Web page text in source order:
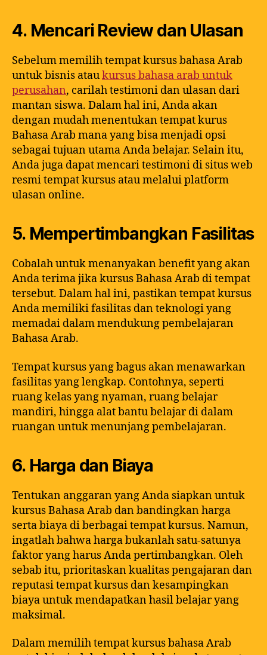
4. Mencari Review dan Ulasan
Sebelum memilih tempat kursus bahasa Arab
untuk bisnis ataukursus bahasa arab untuk
perusahan, carilah testimoni dan ulasan dari
mantan siswa. Dalam hal ini, Anda akan
dengan mudah menentukan tempat kurus
Bahasa Arab mana yang bisa menjadi opsi
sebagai tujuan utama Anda belajar. Selain itu,
Anda juga dapat mencari testimoni di situs web
resmi tempat kursus atau melalui platform
ulasan online.
5. Mempertimbangkan Fasilitas
Cobalah untuk menanyakan benefit yang akan
Anda terima jika kursus Bahasa Arab di tempat
tersebut. Dalam hal ini, pastikan tempat kursus
Anda memiliki fasilitas dan teknologi yang
memadai dalam mendukung pembelajaran
Bahasa Arab.
Tempat kursus yang bagus akan menawarkan
fasilitas yang lengkap. Contohnya, seperti
ruang kelas yang nyaman, ruang belajar
mandiri, hingga alat bantu belajar di dalam
ruangan untuk menunjang pembelajaran.
6. Harga dan Biaya
Tentukan anggaran yang Anda siapkan untuk
kursus Bahasa Arab dan bandingkan harga
serta biaya di berbagai tempat kursus. Namun,
ingatlah bahwa harga bukanlah satu-satunya
faktor yang harus Anda pertimbangkan. Oleh
sebab itu, prioritaskan kualitas pengajaran dan
reputasi tempat kursus dan kesampingkan
biaya untuk mendapatkan hasil belajar yang
maksimal.
Dalam memilih tempat kursus bahasa Arab